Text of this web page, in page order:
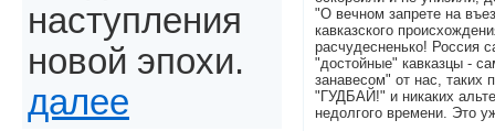
"О вечном запрете на
кавказского
расчудесненько! Россия
"достойные" кавказцы -
занавесом" от нас, таких
"ГУДБАЙ!" и никаких
недолгого времени. Это
наступления
новой эпохи.
далее